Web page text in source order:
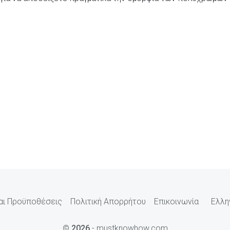
Προϋποθέσεις Πολιτική Απορρήτου Επικοινωνία